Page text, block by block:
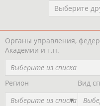
Выберите
Органы управления,
Академии и т.п.
Выберите из списка
Регион
Выберите из списка
Вид